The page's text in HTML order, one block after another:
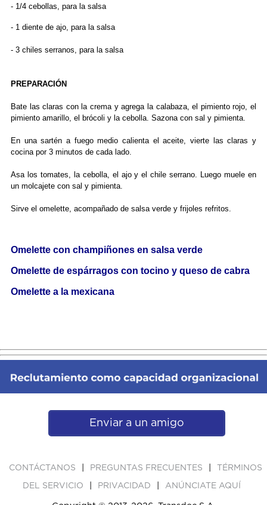
- 1/4 cebollas, para la salsa
- 1 diente de ajo, para la salsa
- 3 chiles serranos, para la salsa
PREPARACIÓN
Bate las claras con la crema y agrega la calabaza, el pimiento rojo, el
pimiento amarillo, el brócoli y la cebolla. Sazona con sal y pimienta.
En una sartén a fuego medio calienta el aceite, vierte las claras y
cocina por 3 minutos de cada lado.
Asa los tomates, la cebolla, el ajo y el chile serrano. Luego muele en
un molcajete con sal y pimienta.
Sirve el omelette, acompañado de salsa verde y frijoles refritos.
Omelette con champiñones en salsa verde
Omelette de espárragos con tocino y queso de cabra
Omelette a la mexicana
Enviar a un amigo
CONTÁCTANOS PREGUNTAS FRECUENTES TÉRMINOS
DEL SERVICIO PRIVACIDAD ANÚNCIATE AQUÍ